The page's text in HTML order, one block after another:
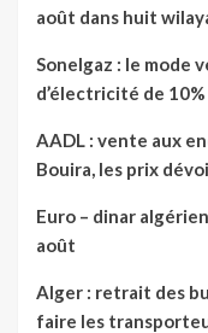
août dans huit
Sonelgaz : le mode
d’électricité de 10%
AADL : vente aux
Bouira, les prix
Euro – dinar
août
Alger : retrait des
faire les